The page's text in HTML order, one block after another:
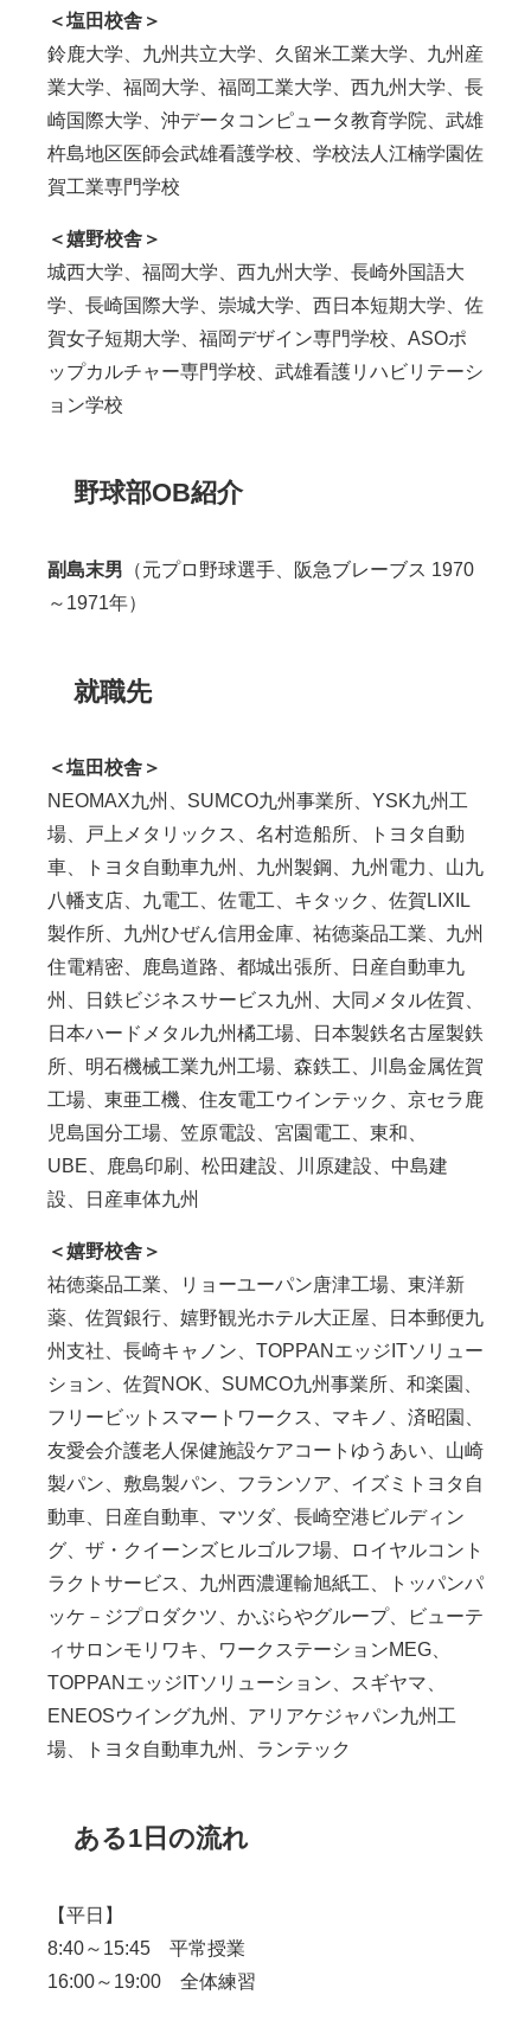
＜塩田校舎＞
鈴鹿大学、九州共立大学、久留米工業大学、九州産
業大学、福岡大学、福岡工業大学、西九州大学、長
崎国際大学、沖データコンピュータ教育学院、武雄
杵島地区医師会武雄看護学校、学校法人江楠学園佐
賀工業専門学校
＜嬉野校舎＞
城西大学、福岡大学、西九州大学、長崎外国語大
学、長崎国際大学、崇城大学、西日本短期大学、佐
賀女子短期大学、福岡デザイン専門学校、ASOポ
ップカルチャー専門学校、武雄看護リハビリテーシ
ョン学校
野球部OB紹介
副島末男 （元プロ野球選手、阪急ブレーブス 1970
～1971年）
就職先
＜塩田校舎＞
NEOMAX九州、SUMCO九州事業所、YSK九州工
場、戸上メタリックス、名村造船所、トヨタ自動
車、トヨタ自動車九州、九州製鋼、九州電力、山九
八幡支店、九電工、佐電工、キタック、佐賀LIXIL
製作所、九州ひぜん信用金庫、祐徳薬品工業、九州
住電精密、鹿島道路、都城出張所、日産自動車九
州、日鉄ビジネスサービス九州、大同メタル佐賀、
日本ハードメタル九州橘工場、日本製鉄名古屋製鉄
所、明石機械工業九州工場、森鉄工、川島金属佐賀
工場、東亜工機、住友電工ウインテック、京セラ鹿
児島国分工場、笠原電設、宮園電工、東和、
UBE、鹿島印刷、松田建設、川原建設、中島建
設、日産車体九州
＜嬉野校舎＞
祐徳薬品工業、リョーユーパン唐津工場、東洋新
薬、佐賀銀行、嬉野観光ホテル大正屋、日本郵便九
州支社、長崎キャノン、TOPPANエッジITソリュー
ション、佐賀NOK、SUMCO九州事業所、和楽園、
フリービットスマートワークス、マキノ、済昭園、
友愛会介護老人保健施設ケアコートゆうあい、山崎
製パン、敷島製パン、フランソア、イズミトヨタ自
動車、日産自動車、マツダ、長崎空港ビルディン
グ、ザ・クイーンズヒルゴルフ場、ロイヤルコント
ラクトサービス、九州西濃運輸旭紙工、トッパンパ
ッケ－ジプロダクツ、かぶらやグループ、ビューテ
ィサロンモリワキ、ワークステーションMEG、
TOPPANエッジITソリューション、スギヤマ、
ENEOSウイング九州、アリアケジャパン九州工
場、トヨタ自動車九州、ランテック
ある1日の流れ
【平日】
8:40～15:45 平常授業
16:00～19:00 全体練習